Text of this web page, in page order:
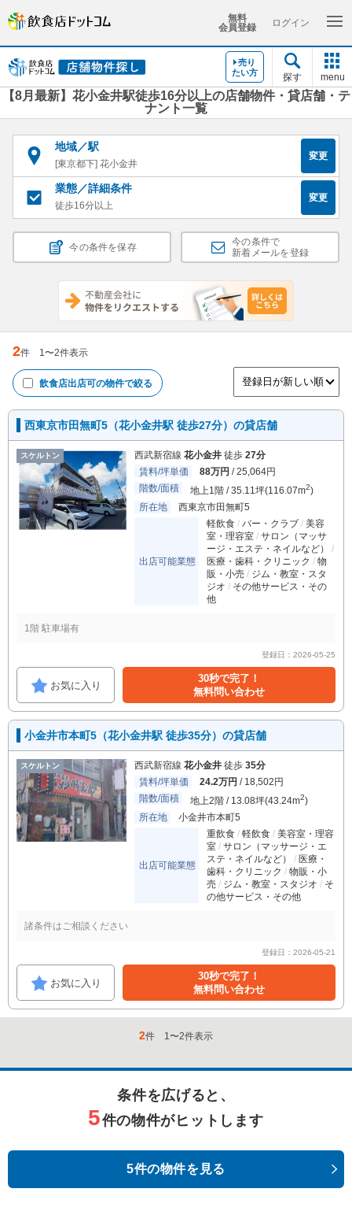
無料
会員登録
ログイン
売り
たい方
探す menu
【8月最新】花小金井駅徒歩16分以上の店舗物件・貸店舗・テ
ナント一覧
地域／駅
[東京都下] 花小金井
変更
業態／詳細条件
徒歩16分以上
変更
今の条件を保存
今の条件で
新着メールを登録
2件 1〜2件表示
飲食店出店可の物件で絞る
西東京市田無町5（花小金井駅 徒歩27分）の貸店舗
スケルトン 西武新宿線 花小金井 徒歩 27分
賃料/坪単価
88万円 / 25,064円
階数/面積
地上1階 / 35.11坪(116.07m2)
所在地
西東京市田無町5
出店可能業態
軽飲食 バー・クラブ
美容
室・理容室
サロン（マッサ
ージ・エステ・ネイルなど）
医療・歯科・クリニック
物
販・小売
ジム・教室・スタ
ジオ
その他サービス・その
他
1階 駐車場有
登録日：2026-05-25
お気に入り
30秒で完了！
無料問い合わせ
小金井市本町5（花小金井駅 徒歩35分）の貸店舗
スケルトン 西武新宿線 花小金井 徒歩 35分
賃料/坪単価
24.2万円 / 18,502円
階数/面積
地上2階 / 13.08坪(43.24m2)
所在地
小金井市本町5
出店可能業態
重飲食 軽飲食
美容室・理容
室
サロン（マッサージ・エ
ステ・ネイルなど）
医療・
歯科・クリニック
物販・小
売
ジム・教室・スタジオ
そ
の他サービス・その他
諸条件はご相談ください
登録日：2026-05-21
お気に入り
30秒で完了！
無料問い合わせ
2件 1〜2件表示
条件を広げると、
5件の物件がヒットします
5件の物件を見る